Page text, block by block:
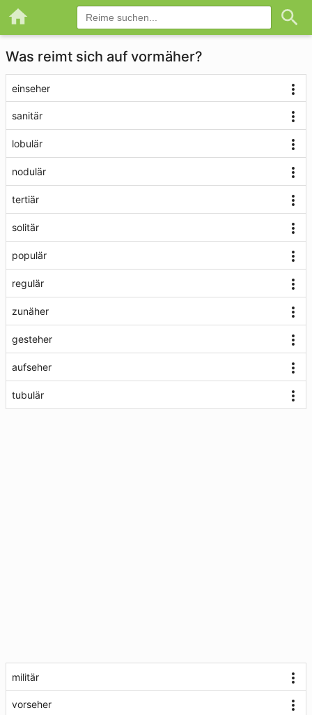
Was reimt sich auf vormäher?
einseher
sanitär
lobulär
nodulär
tertiär
solitär
populär
regulär
zunäher
gesteher
aufseher
tubulär
militär
vorseher